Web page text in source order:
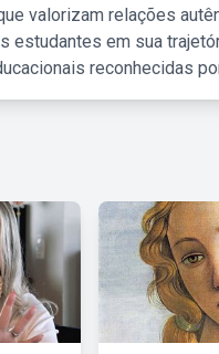
valorizam relações
estudantes em sua
reconhecidas